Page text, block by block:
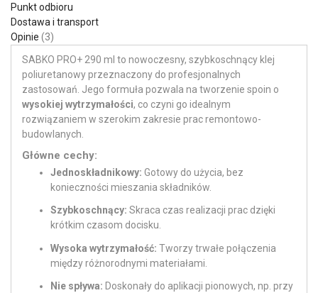
Punkt odbioru
Dostawa i transport
Opinie
3
SABKO PRO+ 290 ml to nowoczesny, szybkoschnący klej
poliuretanowy przeznaczony do profesjonalnych
zastosowań. Jego formuła pozwala na tworzenie spoin o
wysokiej wytrzymałości, co czyni go idealnym
rozwiązaniem w szerokim zakresie prac remontowo-
budowlanych.
Główne cechy:
Jednoskładnikowy: Gotowy do użycia, bez
konieczności mieszania składników.
Szybkoschnący: Skraca czas realizacji prac dzięki
krótkim czasom docisku.
Wysoka wytrzymałość: Tworzy trwałe połączenia
między różnorodnymi materiałami.
Nie spływa: Doskonały do aplikacji pionowych, np. przy